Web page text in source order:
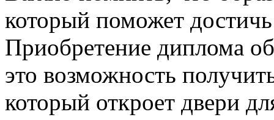
который поможет
Приобретение диплома
это возможность
который откроет двери